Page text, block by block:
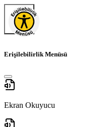
Erişilebilirlik Menüsü
Ekran Okuyucu